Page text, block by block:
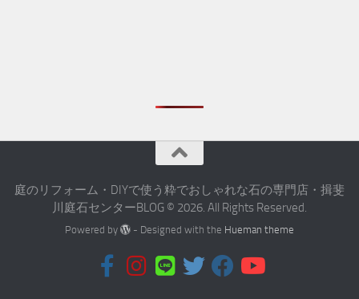
庭のリフォーム・DIYで使う粋でおしゃれな石の専門店・揖斐
川庭石センターBLOG © 2026. All Rights Reserved.
Powered by - Designed with the Hueman theme